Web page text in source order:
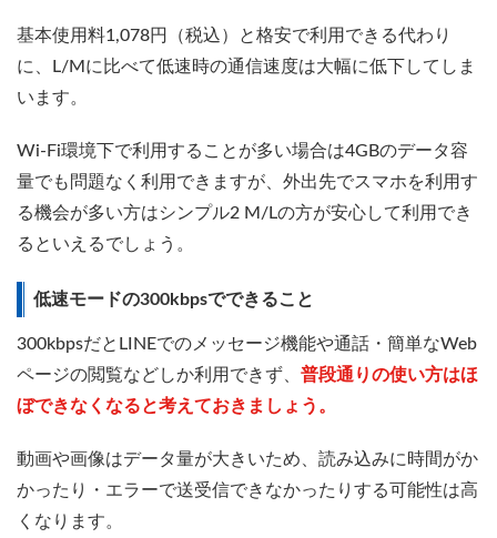
基本使用料1,078円（税込）と格安で利用できる代わり
に、L/Mに比べて低速時の通信速度は大幅に低下してしま
います。
Wi-Fi環境下で利用することが多い場合は4GBのデータ容
量でも問題なく利用できますが、外出先でスマホを利用す
る機会が多い方はシンプル2 M/Lの方が安心して利用でき
るといえるでしょう。
低速モードの300kbpsでできること
300kbpsだとLINEでのメッセージ機能や通話・簡単なWeb
ページの閲覧などしか利用できず、 普段通りの使い方はほ
ぼできなくなると考えておきましょう。
動画や画像はデータ量が大きいため、読み込みに時間がか
かったり・エラーで送受信できなかったりする可能性は高
くなります。